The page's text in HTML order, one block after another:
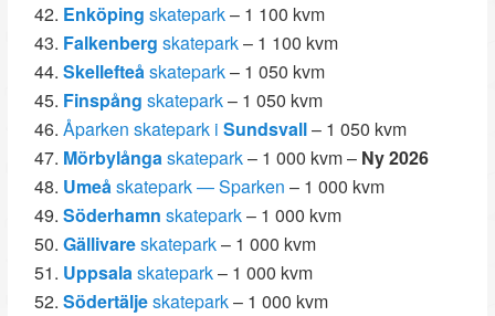
Enköping skatepark– 1 100 kvm
Falkenberg skatepark– 1 100 kvm
Skellefteåskatepark– 1 050 kvm
Finspång skatepark– 1 050 kvm
Åparken skatepark iSundsvall– 1 050 kvm
Mörbylångaskatepark– 1 000 kvm – Ny 2026
Umeåskatepark — Sparken – 1 000 kvm
Söderhamn skatepark– 1 000 kvm
Gällivareskatepark– 1 000 kvm
Uppsalaskatepark– 1 000 kvm
Södertäljeskatepark– 1 000 kvm